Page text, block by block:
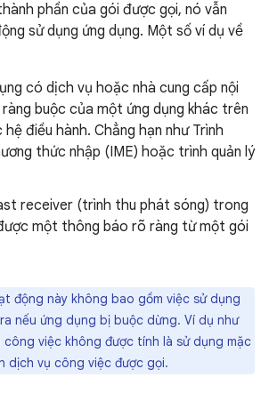
phần của gói được gọi, nó vẫn
sử dụng ứng dụng. Một số ví dụ về
có dịch vụ hoặc nhà cung cấp nội
buộc của một ứng dụng khác trên
điều hành. Chẳng hạn như Trình
thức nhập (IME) hoặc trình quản lý
receiver (trình thu phát sóng) trong
một thông báo rõ ràng từ một gói
động này không bao gồm việc sử dụng
nếu ứng dụng bị buộc dừng. Ví dụ như
công việc không được tính là sử dụng mặc
dịch vụ công việc được gọi.